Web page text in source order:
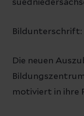
Bildunterschrift:
Die neuen
motiviert in ihre